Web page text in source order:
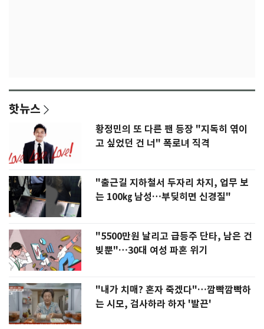
핫뉴스
황정민의 또 다른 팬 등장 "지독히 엮이
고 싶었던 건 너" 폭로녀 직격
"출근길 지하철서 두자리 차지, 업무 보
는 100㎏ 남성…부딪히면 신경질"
"5500만원 날리고 급등주 단타, 남은 건
빚뿐"…30대 여성 파혼 위기
"내가 치매? 혼자 죽겠다"…깜빡깜빡하
는 시모, 검사하라 하자 '발끈'